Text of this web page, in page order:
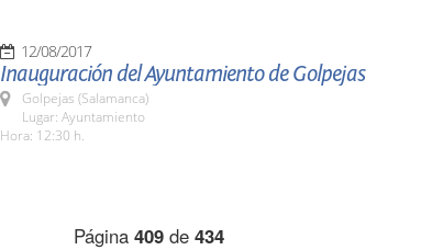
12/08/2017
Inauguración del Ayuntamiento de Golpejas
Golpejas (Salamanca)
Lugar: Ayuntamiento
Hora: 12:30 h.
Página 409de 434